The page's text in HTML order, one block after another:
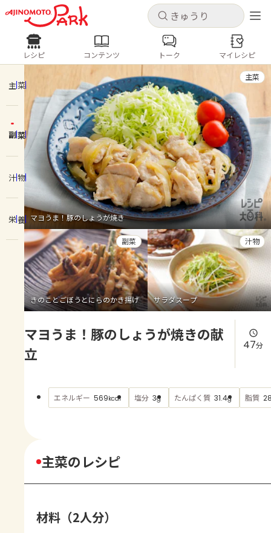
キャンセル
ログインするとレシピを保存できます
ログイン 新規登録
ホーム
コンテンツ
レシピ
トーク
よくあるお問い合わせ
お買い物
AJINOMOTO PARK とは
キャンセル
レシピ コンテンツ
人気の食材・レシピ
きゅうり なす トマト
とうもろこし
ピーマン
みょうが ゴーヤ
レシピ コンテンツ トーク マイレシピ
主菜
副菜
汁物
栄養 マヨうま！豚のしょうが焼き
主菜
きのことごぼうとにらのかき揚げ
副菜
サラダスープ
汁物
マヨうま！豚のしょうが焼きの献
立
47分
エネルギー 569kcal 塩分 3g たんぱく質 31.4g 脂質
主菜のレシピ
材料（2人分）